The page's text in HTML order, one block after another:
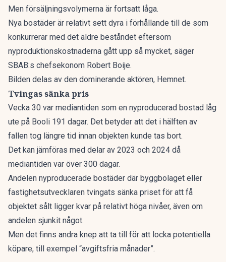
Men försäljningsvolymerna är fortsatt låga.
Nya bostäder är relativt sett dyra i förhållande till de som
konkurrerar med det äldre beståndet eftersom
nyproduktionskostnaderna gått upp så mycket, säger
SBAB:s chefsekonom Robert Boije.
Bilden delas av den dominerande aktören, Hemnet.
Tvingas sänka pris
Vecka 30 var mediantiden som en nyproducerad bostad låg
ute på Booli 191 dagar. Det betyder att det i hälften av
fallen tog längre tid innan objekten kunde tas bort.
Det kan jämföras med delar av 2023 och 2024 då
mediantiden var över 300 dagar.
Andelen nyproducerade bostäder där byggbolaget eller
fastighetsutvecklaren tvingats sänka priset för att få
objektet sålt ligger kvar på relativt höga nivåer, även om
andelen sjunkit något.
Men det finns andra knep att ta till för att locka potentiella
köpare, till exempel “avgiftsfria månader”.